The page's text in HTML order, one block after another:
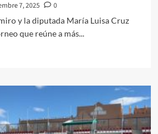
7, 2025
0
y la diputada María Luisa Cruz
que reúne a más...